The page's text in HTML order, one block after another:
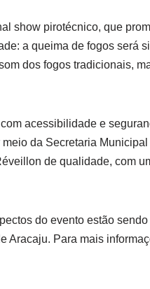
show pirotécnico, que
a queima de fogos será
dos fogos tradicionais,
acessibilidade e
da Secretaria Municipal
de qualidade, com
do evento estão sendo
Aracaju. Para mais